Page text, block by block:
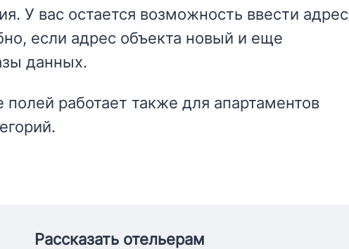
У вас остается возможность ввести адрес
если адрес объекта новый и еще
данных.
полей работает также для апартаментов
Рассказать отельерам